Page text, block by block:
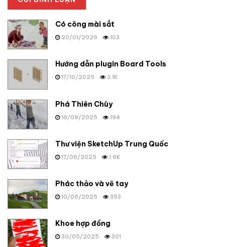
Có công mài sắt
20/01/2026 103
Hướng dẫn plugin Board Tools
17/10/2025 3.1K
Phá Thiên Chùy
16/09/2025 194
Thư viện SketchUp Trung Quốc
17/06/2025 1.6K
Phác thảo và vẽ tay
10/06/2025 353
Khoe hợp đồng
30/05/2025 301